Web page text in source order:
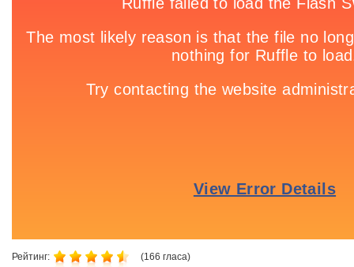
Рейтинг: (166 гласа)